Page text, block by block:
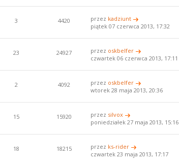
3 4420 przez kadziunt
piątek 07 czerwca 2013, 17:32
23 24927 przez oskbelfer
czwartek 06 czerwca 2013, 17:11
2 4092 przez oskbelfer
wtorek 28 maja 2013, 20:36
15 15920 przez silvox
poniedziałek 27 maja 2013, 15:16
18 18215 przez ks-rider
czwartek 23 maja 2013, 17:17